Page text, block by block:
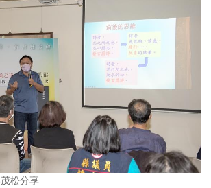
松分享